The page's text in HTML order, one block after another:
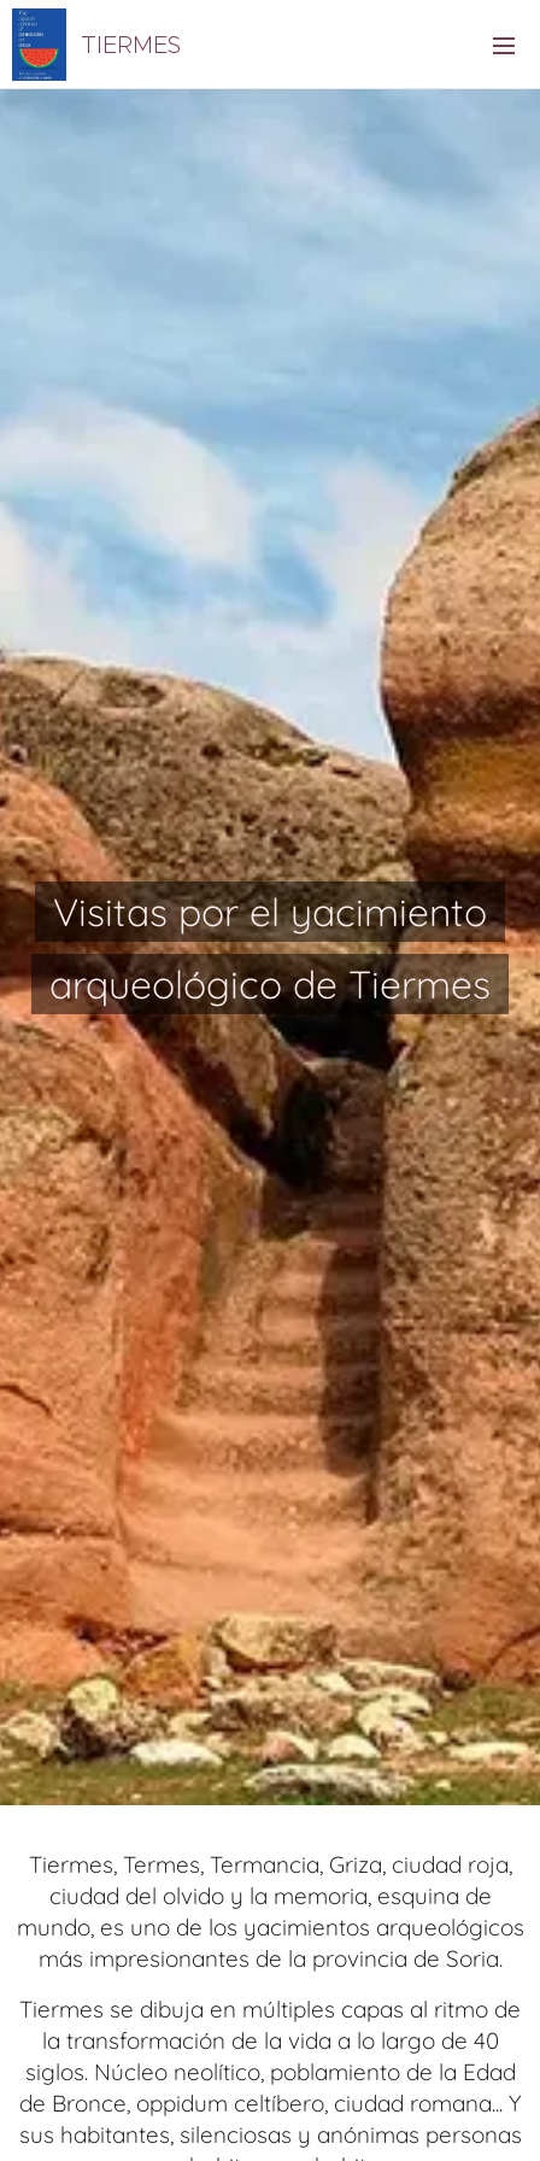
TIERMES
Visitas por el yacimiento
arqueológico de Tiermes
Tiermes, Termes, Termancia, Griza, ciudad roja,
ciudad del olvido y la memoria, esquina de
mundo, es uno de los yacimientos arqueológicos
más impresionantes de la provincia de Soria.
Tiermes se dibuja en múltiples capas al ritmo de
la transformación de la vida a lo largo de 40
siglos. Núcleo neolítico, poblamiento de la Edad
de Bronce, oppidum celtíbero, ciudad romana... Y
sus habitantes, silenciosas y anónimas personas